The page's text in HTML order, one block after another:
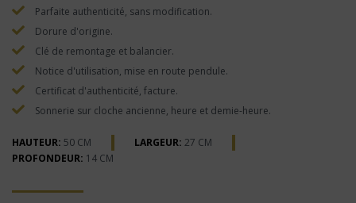
Parfaite authenticité, sans modification.
Dorure d'origine.
Clé de remontage et balancier.
Notice d'utilisation, mise en route pendule.
Certificat d'authenticité, facture.
Sonnerie sur cloche ancienne, heure et demie-heure.
HAUTEUR: 50 CM LARGEUR: 27 CM
PROFONDEUR: 14 CM